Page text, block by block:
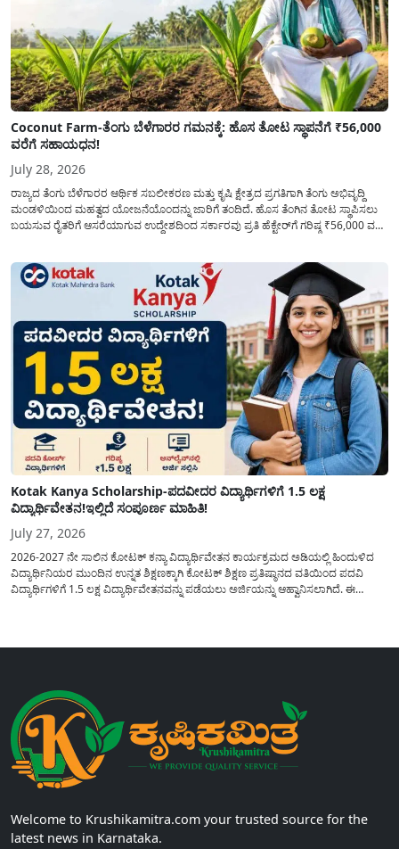
Coconut Farm-ತೆಂಗು ಬೆಳೆಗಾರರ ಗಮನಕ್ಕೆ: ಹೊಸ ತೋಟ ಸ್ಥಾಪನೆಗೆ ₹56,000
ವರೆಗೆ ಸಹಾಯಧನ!
July 28, 2026
ರಾಜ್ಯದ ತೆಂಗು ಬೆಳೆಗಾರರ ಆರ್ಥಿಕ ಸಬಲೀಕರಣ ಮತ್ತು ಕೃಷಿ ಕ್ಷೇತ್ರದ ಪ್ರಗತಿಗಾಗಿ ತೆಂಗು ಅಭಿವೃದ್ದಿ
ಮಂಡಳಿಯಿಂದ ಮಹತ್ವದ ಯೋಜನೆಯೊಂದನ್ನು ಜಾರಿಗೆ ತಂದಿದೆ. ಹೊಸ ತೆಂಗಿನ ತೋಟ ಸ್ಥಾಪಿಸಲು
ಬಯಸುವ ರೈತರಿಗೆ ಆಸರೆಯಾಗುವ ಉದ್ದೇಶದಿಂದ ಸರ್ಕಾರವು ಪ್ರತಿ ಹೆಕ್ಟೇರ್‌ಗೆ ಗರಿಷ್ಠ ₹56,000 ವರೆಗೆ
Kotak Kanya Scholarship-ಪದವೀದರ ವಿದ್ಯಾರ್ಥಿಗಳಿಗೆ 1.5 ಲಕ್ಷ
ವಿದ್ಯಾರ್ಥಿವೇತನ!ಇಲ್ಲಿದೆ ಸಂಪೂರ್ಣ ಮಾಹಿತಿ!
July 27, 2026
2026-2027 ನೇ ಸಾಲಿನ ಕೋಟಕ್ ಕನ್ಯಾ ವಿದ್ಯಾರ್ಥಿವೇತನ ಕಾರ್ಯಕ್ರಮದ ಅಡಿಯಲ್ಲಿ ಹಿಂದುಳಿದ
ವಿದ್ಯಾರ್ಥಿನಿಯರ ಮುಂದಿನ ಉನ್ನತ ಶಿಕ್ಷಣಕ್ಕಾಗಿ ಕೋಟಕ್ ಶಿಕ್ಷಣ ಪ್ರತಿಷ್ಠಾನದ ವತಿಯಿಂದ ಪದವಿ
ವಿದ್ಯಾರ್ಥಿಗಳಿಗೆ 1.5 ಲಕ್ಷ ವಿದ್ಯಾರ್ಥಿವೇತನವನ್ನು ಪಡೆಯಲು ಅರ್ಜಿಯನ್ನು ಆಹ್ವಾನಿಸಲಾಗಿದೆ. ಈ
Welcome to Krushikamitra.com your trusted source for the
latest news in Karnataka.